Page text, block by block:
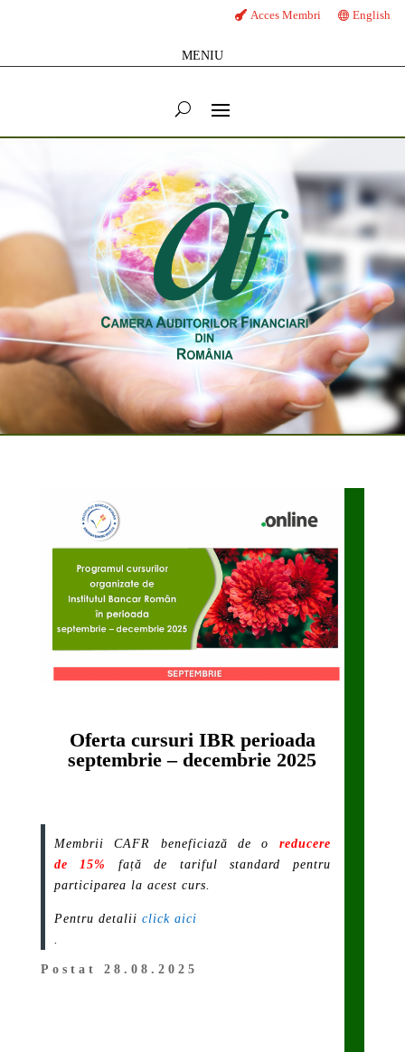
Acces Membri English
MENIU
Oferta cursuri IBR perioada
septembrie – decembrie 2025
Membrii CAFR beneficiază de o reducere
de 15% față de tariful standard pentru
participarea la acest curs.
Pentru detalii click aici
Postat 28.08.2025